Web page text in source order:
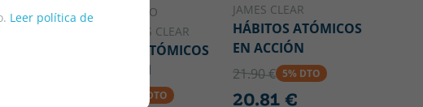
Leer política deANA PEDRERO
VERGE;JAMES CLEAR
HÁBITOS ATÓMICOS
EN ACCIÓN
5% DTO
JAMES CLEAR
HÁBITOS ATÓMICOS
EN ACCIÓN
21.90 € 5% DTO
20.81 €